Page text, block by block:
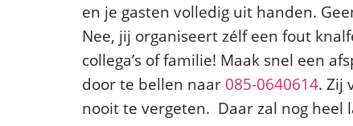
en je gasten volledig uit handen.
Nee, jij organiseert zélf een fout
collega’s of familie! Maak snel een
door te bellen naar 085-0640614. Zij
nooit te vergeten. Daar zal nog heel